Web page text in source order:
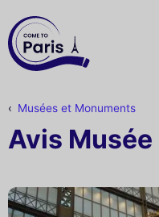
Musées et Monuments
Avis